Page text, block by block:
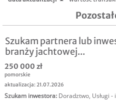
Szukam partnera lub
branży jachtowej...
250 000 zł
pomorskie
aktualizacja: 21.07.2026
Szukam inwestora: Doradztwo, Usługi -